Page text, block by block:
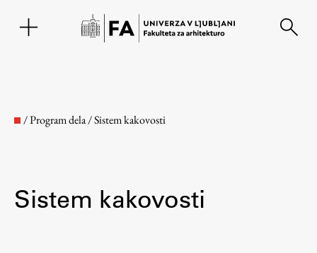
/Program dela/Sistem kakovosti
Sistem kakovosti